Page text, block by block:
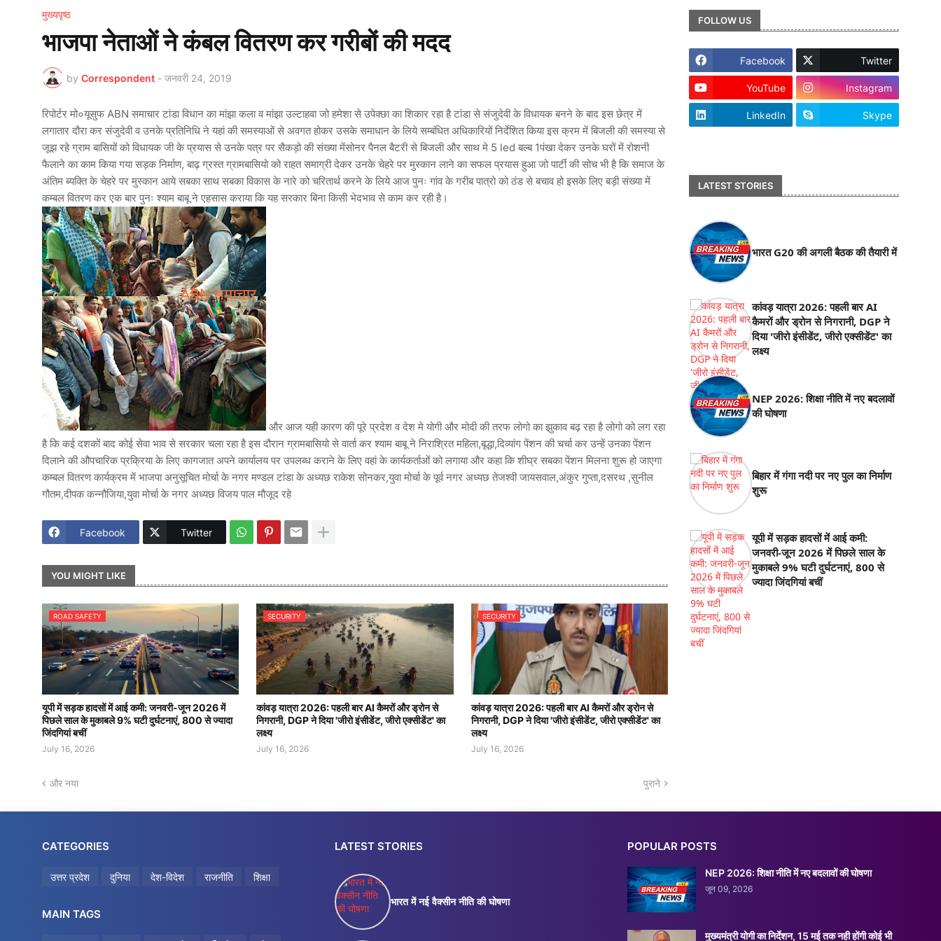
मुख्यपृष्ठ
भाजपा नेताओं ने कंबल वितरण कर गरीबों की मदद
by Correspondent - जनवरी 24, 2019
रिपोर्टर मो०यूसुफ ABN समाचार टांडा विधान का मांझा कला व मांझा उल्टाहवा जो हमेशा से उपेक्छा का शिकार रहा है टांडा से संजुदेवी के विधायक बनने के बाद इस छेत्र में
लगातार दौरा कर संजुदेवी व उनके प्रतिनिधि ने यहां की समस्याओं से अवगत होकर उसके समाधान के लिये सम्बंधित अधिकारियों निर्देशित किया इस क्रम में बिजली की समस्या से
जूझ रहे ग्राम बासियों को विधायक जी के प्रयास से उनके पत्र पर सैकड़ो की संख्या मेंसोनर पैनल बैटरी से बिजली और साथ मे 5 led बल्ब 1पंखा देकर उनके घरों में रोशनी
फैलाने का काम किया गया सड़क निर्माण, बाढ़ ग्रस्त ग्रामबासियो को राहत समाग्री देकर उनके चेहरे पर मुस्कान लाने का सफल प्रयास हुआ जो पार्टी की सोच भी है कि समाज के
अंतिम ब्यक्ति के चेहरे पर मुस्कान आये सबका साथ सबका विकास के नारे को चरितार्थ करने के लिये आज पुनः गांव के गरीब पात्रो को ठंड से बचाव हो इसके लिए बड़ी संख्या में
कम्बल वितरण कर एक बार पुनः श्याम बाबू ने एहसास कराया कि यह सरकार बिना किसी भेदभाव से काम कर रही है।
और आज यही कारण की पूरे प्रदेश व देश मे योगी और मोदी की तरफ लोगो का झुकाव बढ़ रहा है लोगो को लग रहा
है कि कई दशकों बाद कोई सेवा भाव से सरकार चला रहा है इस दौरान ग्रामबासियो से वार्ता कर श्याम बाबू ने निराश्रित महिला,बृद्धा,दिव्यांग पेंशन की चर्चा कर उन्हें उनका पेंशन
दिलाने की औपचारिक प्रक्रिया के लिए कागजात अपने कार्यालय पर उपलब्ध कराने के लिए वहां के कार्यकर्ताओं को लगाया और कहा कि शीघ्र सबका पेंशन मिलना शुरू हो जाएगा
कम्बल वितरण कार्यक्रम में भाजपा अनुसूचित मोर्चा के नगर मण्डल टांडा के अध्यछ राकेश सोनकर,युवा मोर्चा के पूर्व नगर अध्यछ तेजश्वी जायसवाल,अंकुर गुप्ता,दसरथ ,सुनील
गौतम,दीपक कन्नौजिया,युवा मोर्चा के नगर अध्यछ विजय पाल मौजूद रहे
Facebook Twitter
YOU MIGHT LIKE
ROAD SAFETY
यूपी में सड़क हादसों में आई कमी: जनवरी-जून 2026 में
पिछले साल के मुकाबले 9% घटी दुर्घटनाएं, 800 से ज्यादा
जिंदगियां बचीं
July 16, 2026
SECURITY
कांवड़ यात्रा 2026: पहली बार AI कैमरों और ड्रोन से
निगरानी, DGP ने दिया 'जीरो इंसीडेंट, जीरो एक्सीडेंट' का
लक्ष्य
July 16, 2026
SECURITY
कांवड़ यात्रा 2026: पहली बार AI कैमरों और ड्रोन से
निगरानी, DGP ने दिया 'जीरो इंसीडेंट, जीरो एक्सीडेंट' का
लक्ष्य
July 16, 2026
और नया पुराने
FOLLOW US
Facebook Twitter
YouTube Instagram
LinkedIn Skype
LATEST STORIES
भारत G20 की अगली बैठक की तैयारी में
कांवड़ यात्रा 2026: पहली बार AI
कैमरों और ड्रोन से निगरानी, DGP ने
दिया 'जीरो इंसीडेंट, जीरो एक्सीडेंट' का
लक्ष्य
NEP 2026: शिक्षा नीति में नए बदलावों
की घोषणा
बिहार में गंगा नदी पर नए पुल का निर्माण
शुरू
यूपी में सड़क हादसों में आई कमी:
जनवरी-जून 2026 में पिछले साल के
मुकाबले 9% घटी दुर्घटनाएं, 800 से
ज्यादा जिंदगियां बचीं
CATEGORIES
उत्तर प्रदेश दुनिया देश-विदेश राजनीति शिक्षा
MAIN TAGS
LATEST STORIES
भारत में नई वैक्सीन नीति की घोषणा
POPULAR POSTS
NEP 2026: शिक्षा नीति में नए बदलावों की घोषणा
जून 09, 2026
मुख्यमंत्री योगी का निर्देशन, 15 मई तक नही होंगी कोई भी